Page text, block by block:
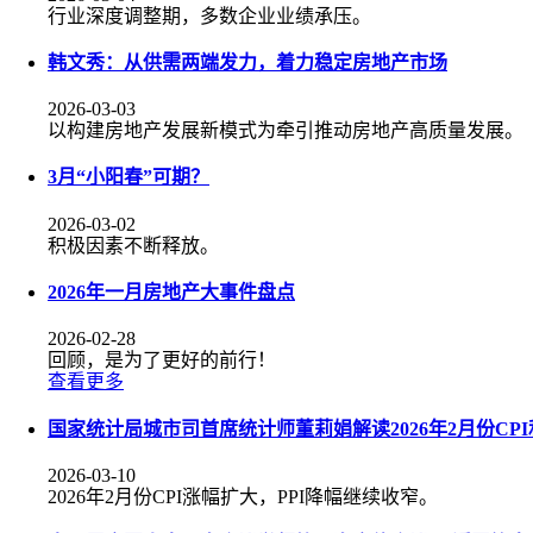
行业深度调整期，多数企业业绩承压。
韩文秀：从供需两端发力，着力稳定房地产市场
2026-03-03
以构建房地产发展新模式为牵引推动房地产高质量发展。
3月“小阳春”可期？
2026-03-02
积极因素不断释放。
2026年一月房地产大事件盘点
2026-02-28
回顾，是为了更好的前行！
查看更多
国家统计局城市司首席统计师董莉娟解读2026年2月份
2026-03-10
2026年2月份CPI涨幅扩大，PPI降幅继续收窄。